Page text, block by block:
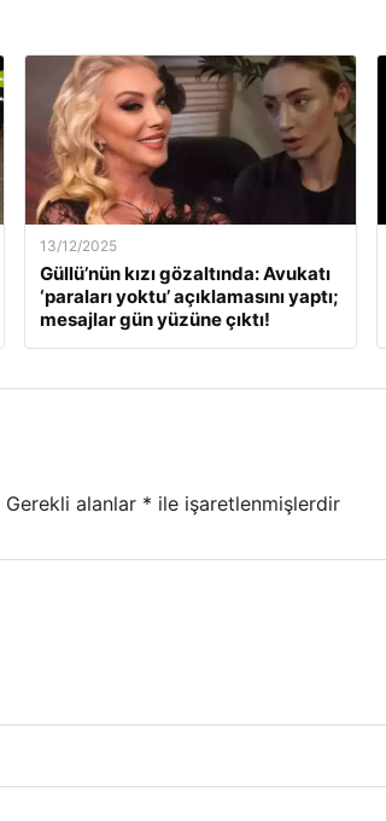
13/12/2025
Güllü’nün kızı gözaltında: Avukatı
‘paraları yoktu’ açıklamasını yaptı;
mesajlar gün yüzüne çıktı!
Gerekli alanlar * ile işaretlenmişlerdir